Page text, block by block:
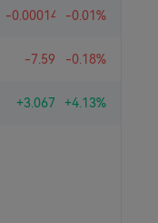
-0.00014 -0.01%
-7.59 -0.18%
+3.067 +4.13%